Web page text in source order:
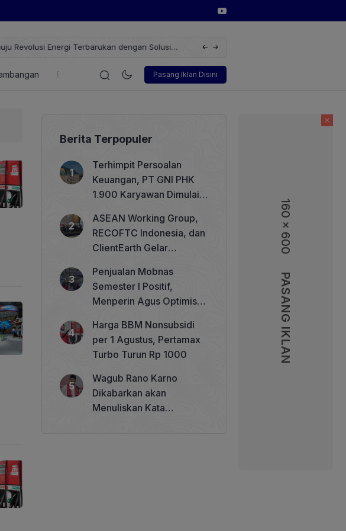
160 x 600
PASANG IKLAN
Revolusi Energi Terbarukan dengan Solusi
Wakil Direktur Utama PT Pelindo,
Pasang Iklan Disini
Energi Korporasi Teknologi Otomotif
Berita Terpopuler
Terhimpit Persoalan
Keuangan, PT GNI PHK
1.900 Karyawan Dimulai 5
ASEAN Working Group,
RECOFTC Indonesia, dan
ClientEarth Gelar
Memperkuat Tata Kelola
Perhutanan Sosial
Penjualan Mobnas
Semester I Positif,
Menperin Agus Optimistis
Harga BBM Nonsubsidi
per 1 Agustus, Pertamax
Turbo Turun Rp 1000
Wagub Rano Karno
Dikabarkan akan
Menuliskan Kata